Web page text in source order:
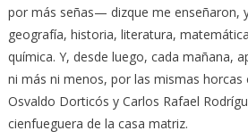
por más señas— dizque me enseñaron,
geografía, historia, literatura,
química. Y, desde luego, cada mañana,
ni más ni menos, por las mismas horcas
Osvaldo Dorticós y Carlos Rafael
cienfueguera de la casa matriz.